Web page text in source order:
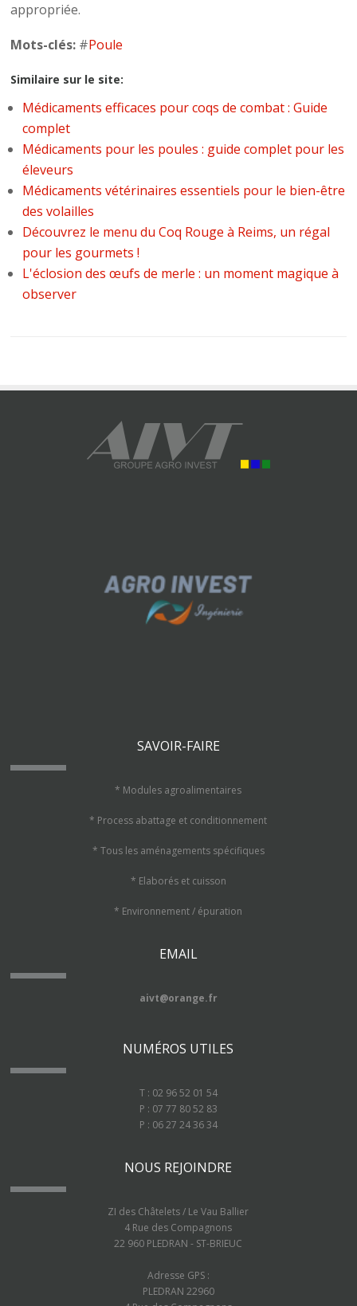
appropriée.
Mots-clés: #Poule
Similaire sur le site:
Médicaments efficaces pour coqs de combat : Guide
complet
Médicaments pour les poules : guide complet pour les
éleveurs
Médicaments vétérinaires essentiels pour le bien-être
des volailles
Découvrez le menu du Coq Rouge à Reims, un régal
pour les gourmets !
L'éclosion des œufs de merle : un moment magique à
observer
SAVOIR-FAIRE
* Modules agroalimentaires
* Process abattage et conditionnement
* Tous les aménagements spécifiques
* Elaborés et cuisson
* Environnement / épuration
EMAIL
aivt@orange.fr
NUMÉROS UTILES
T : 02 96 52 01 54
P : 07 77 80 52 83
P : 06 27 24 36 34
NOUS REJOINDRE
ZI des Châtelets / Le Vau Ballier
4 Rue des Compagnons
22 960 PLEDRAN - ST-BRIEUC
Adresse GPS :
PLEDRAN 22960